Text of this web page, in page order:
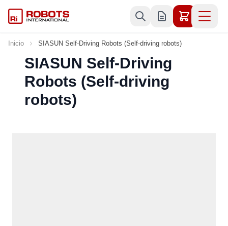
Inicio SIASUN Self-Driving Robots (Self-driving robots)
SIASUN Self-Driving
Robots (Self-driving
robots)